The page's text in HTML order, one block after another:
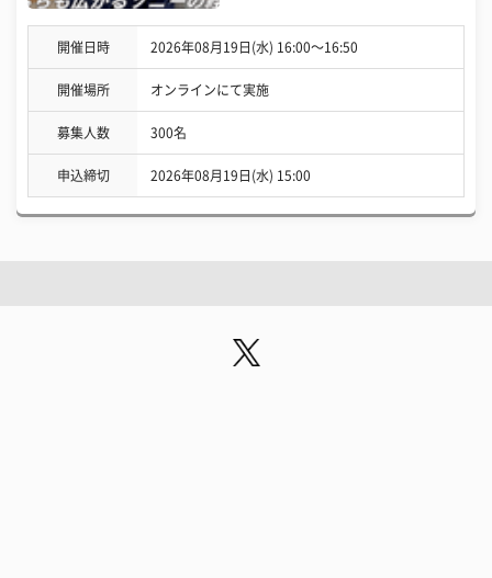
開催日時 2026年08月19日(水) 16:00〜16:50
開催場所 オンラインにて実施
募集人数 300名
申込締切 2026年08月19日(水) 15:00